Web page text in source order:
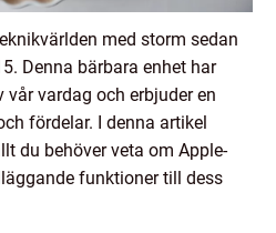
med storm sedan
Denna bärbara enhet har
vardag och erbjuder en
fördelar. I denna artikel
du behöver veta om Apple-
funktioner till dess